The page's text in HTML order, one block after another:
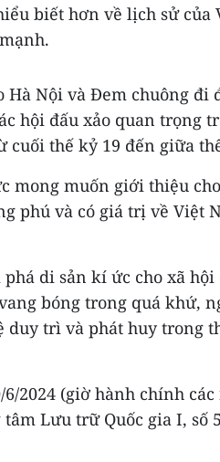
biết hơn về lịch sử của
Hà Nội và Đem chuông đi
hội đấu xảo quan trọng
thế kỷ 19 đến giữa
mong muốn giới thiệu
phú và có giá trị về Việt
di sản kí ức cho xã
bóng trong quá khứ,
duy trì và phát huy trong
2024 (giờ hành chính
Lưu trữ Quốc gia I, số